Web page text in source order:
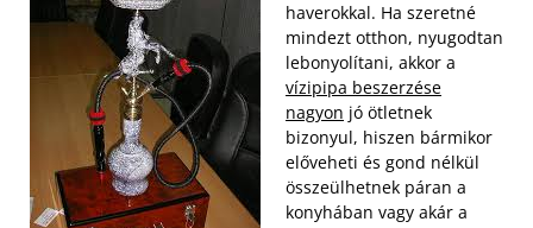
haverokkal. Ha szeretné
mindezt otthon, nyugodtan
lebonyolítani, akkor a
vízipipa beszerzése
nagyon jó ötletnek
bizonyul, hiszen bármikor
előveheti és gond nélkül
összeülhetnek páran a
konyhában vagy akár a